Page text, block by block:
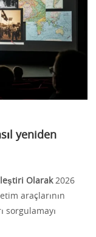
yeniden
Olarak2026
araçlarının
sorgulamayı